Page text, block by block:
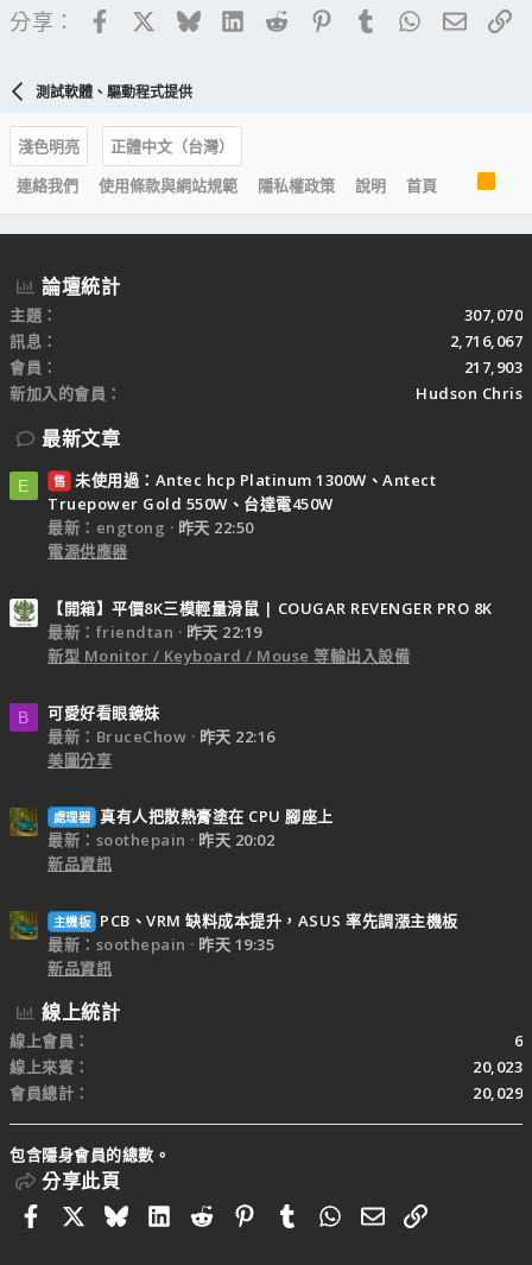
分享： FacebookBlueskyLinkedIn
Reddit PinterestTumblrWhatsApp
電子
測試軟體、驅動程式提供
淺色明亮
正體中文（台灣）
連絡我們
使用條款與網站規範 隱私權政策 說明 首頁
R
S
S
論壇統計
主題
307,070
訊息
2,716,067
會員
217,903
新加入的會員
Hudson Chris
最新文章
E 售 未使用過：Antec hcp Platinum 1300W、Antect
Truepower Gold 550W、台達電450W
最新：engtong
昨天 22:50
電源供應器
【開箱】平價8K三模輕量滑鼠 | COUGAR REVENGER PRO 8K
最新：friendtan
昨天 22:19
新型 Monitor / Keyboard / Mouse 等輸出入設備
B
可愛好看眼鏡妹
最新：BruceChow
昨天 22:16
美圖分享
處理器 真有人把散熱膏塗在 CPU 腳座上
最新：soothepain
昨天 20:02
新品資訊
主機板
PCB、VRM 缺料成本提升，ASUS 率先調漲主機板
最新：soothepain
昨天 19:35
新品資訊
線上統計
線上會員
6
線上來賓
20,023
會員總計
20,029
包含隱身會員的總數。
分享此頁
FacebookBlueskyLinkedIn
RedditPinterestTumblrWhatsApp
電子郵件
連結